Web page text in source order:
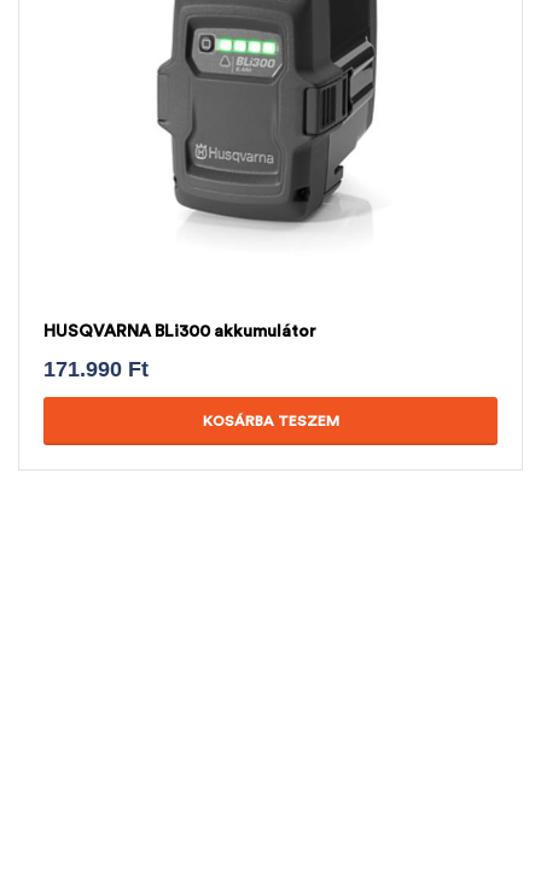
HUSQVARNA BLi300 akkumulátor
171.990 Ft
KOSÁRBA TESZEM